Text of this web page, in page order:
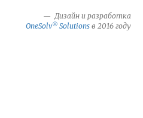
Дизайн и разработка
OneSolv® Solutions в 2016 году